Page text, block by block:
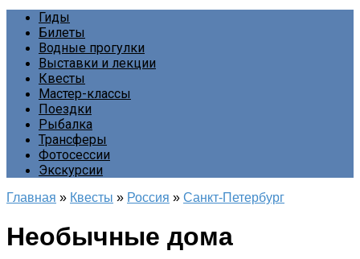
Гиды
Билеты
Водные прогулки
Выставки и лекции
Квесты
Мастер-классы
Поездки
Рыбалка
Трансферы
Фотосессии
Экскурсии
Главная » Квесты » Россия » Санкт-Петербург
Необычные дома